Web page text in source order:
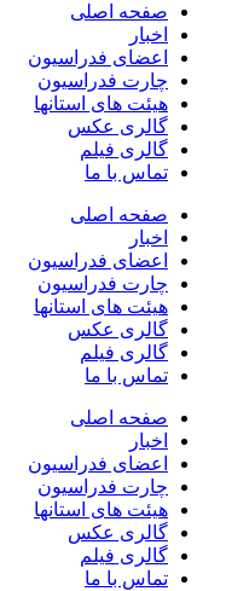
صفحه اصلی
اخبار
اعضای فدراسیون
چارت فدراسیون
هیئت های استانها
گالری عکس
گالری فیلم
تماس با ما
صفحه اصلی
اخبار
اعضای فدراسیون
چارت فدراسیون
هیئت های استانها
گالری عکس
گالری فیلم
تماس با ما
صفحه اصلی
اخبار
اعضای فدراسیون
چارت فدراسیون
هیئت های استانها
گالری عکس
گالری فیلم
تماس با ما